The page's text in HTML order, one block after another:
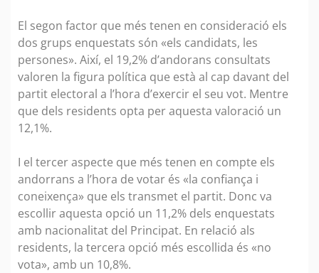
El segon factor que més tenen en consideració els
dos grups enquestats són «els candidats, les
persones». Així, el 19,2% d’andorans consultats
valoren la figura política que està al cap davant del
partit electoral a l’hora d’exercir el seu vot. Mentre
que dels residents opta per aquesta valoració un
12,1%.
I el tercer aspecte que més tenen en compte els
andorrans a l’hora de votar és «la confiança i
coneixença» que els transmet el partit. Donc va
escollir aquesta opció un 11,2% dels enquestats
amb nacionalitat del Principat. En relació als
residents, la tercera opció més escollida és «no
vota», amb un 10,8%.